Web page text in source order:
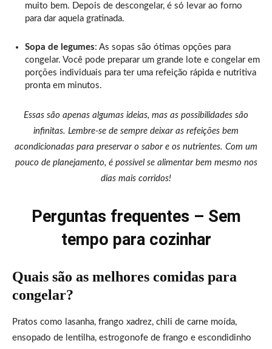
muito bem. Depois de descongelar, é só levar ao forno
para dar aquela gratinada.
Sopa de legumes: As sopas são ótimas opções para
congelar. Você pode preparar um grande lote e congelar em
porções individuais para ter uma refeição rápida e nutritiva
pronta em minutos.
Essas são apenas algumas ideias, mas as possibilidades são
infinitas. Lembre-se de sempre deixar as refeições bem
acondicionadas para preservar o sabor e os nutrientes. Com um
pouco de planejamento, é possível se alimentar bem mesmo nos
dias mais corridos!
Perguntas frequentes – Sem
tempo para cozinhar
Quais são as melhores comidas para
congelar?
Pratos como lasanha, frango xadrez, chili de carne moída,
ensopado de lentilha, estrogonofe de frango e escondidinho